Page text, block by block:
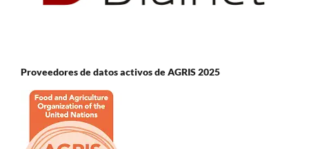
Proveedores de datos activos de AGRIS 2025